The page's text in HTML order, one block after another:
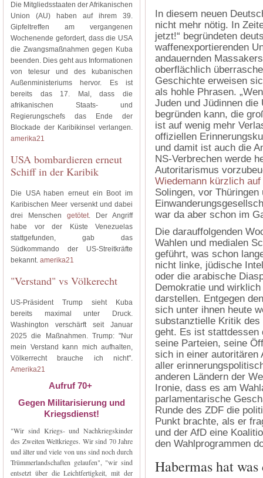
Die Mitgliedsstaaten der Afrikanischen
Union (AU) haben auf ihrem 39.
Gipfeltreffen am vergangenen
Wochenende gefordert, dass die USA
die Zwangsmaßnahmen gegen Kuba
beenden. Dies geht aus Informationen
von telesur und des kubanischen
Außenministeriums hervor. Es ist
bereits das 17. Mal, dass die
afrikanischen Staats- und
Regierungschefs das Ende der
Blockade der Karibikinsel verlangen.
amerika21
USA bombardieren erneut
Schiff in der Karibik
Die USA haben erneut ein Boot im
Karibischen Meer versenkt und dabei
drei Menschen getötet. Der Angriff
habe vor der Küste Venezuelas
stattgefunden, gab das
Südkommando der US-Streitkräfte
bekannt. amerika21
"Verstand" vs Völkerecht
US-Präsident Trump sieht Kuba
bereits maximal unter Druck.
Washington verschärft seit Januar
2025 die Maßnahmen. Trump: "Nur
mein Verstand kann mich aufhalten,
Völkerrecht brauche ich nicht".
Amerika21
Aufruf 70+
Gegen Militarisierung und
Kriegsdienst!
"Wir sind Kriegs- und Nachkriegskinder
des Zweiten Weltkrieges. Wir sind 70 Jahre
und älter und viele von uns sind noch durch
Trümmerlandschaften gelaufen", "wir sind
entsetzt über die Leichtfertigkeit, mit der
In diesem neuen
nicht mehr nötig. In
jetzt!“ begründeten
waffenexportierenden
andauernden
oberflächlich
Geschichte erweisen
als hohle Phrasen.
Juden und Jüdinnen
begründen kann, die
ist auf wenig mehr
offiziellen
und damit ist auch die
NS-Verbrechen werde
Autoritarismus
Wiedemann kürzlich
Solingen, vor
war da aber schon im
Die darauffolgenden
Wahlen und medialen
geführt, was schon
nicht linke, jüdische
oder die arabische
Demokratie und
darstellen. Entgegen
sich unter ihnen heute
substanztielle Kritik
geht. Es ist stattdessen
seine Parteien, seine
sich in einer autoritären
aller
anderen Ländern der
Ironie, dass es am
parlamentarische
Runde des ZDF die
Punkt brachte, als er
und der AfD eine
den Wahlprogrammen
Habermas hat was